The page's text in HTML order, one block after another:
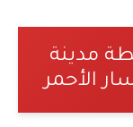
مدينة
الأحمر